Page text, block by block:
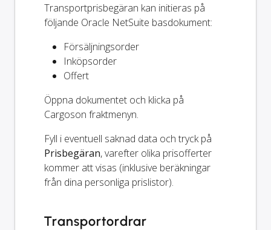
Transportprisbegäran kan initieras på
följande Oracle NetSuite basdokument:
Försäljningsorder
Inköpsorder
Offert
Öppna dokumentet och klicka på
Cargoson fraktmenyn.
Fyll i eventuell saknad data och tryck på
Prisbegäran, varefter olika prisofferter
kommer att visas (inklusive beräkningar
från dina personliga prislistor).
Transportordrar